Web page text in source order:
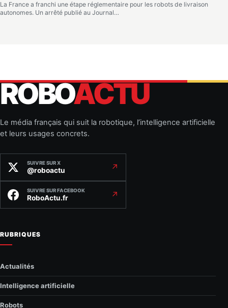
La France a franchi une étape réglementaire pour les robots de livraison
autonomes. Un arrêté publié au Journal…
ROBOACTU
Le média français qui suit la robotique, l’intelligence artificielle
et leurs usages concrets.
SUIVRE SUR X
@roboactu ↗
SUIVRE SUR FACEBOOK
RoboActu.fr ↗
RUBRIQUES
Actualités
Intelligence artificielle
Robots